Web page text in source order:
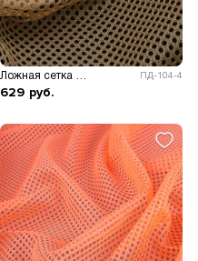
ПД-104-4
629 руб.